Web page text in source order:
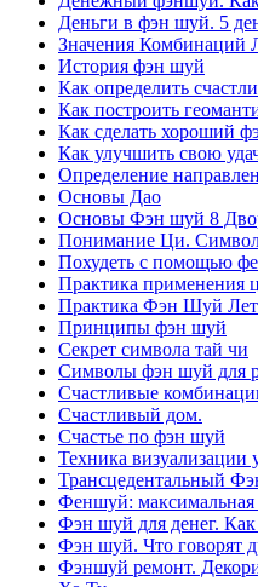
Деньги в фэн шуй. 5
Значения Комбинаций
История фэн шуй
Как определить
Как построить
Как сделать хороший
Как улучшить свою
Определение
Основы Дао
Основы Фэн шуй 8
Понимание Ци.
Похудеть с помощью
Практика применения
Практика Фэн Шуй
Принципы фэн шуй
Секрет символа тай чи
Символы фэн шуй для
Счастливые
Счастливый дом.
Счастье по фэн шуй
Техника визуализации
Трансцедентальный
Феншуй: максимальная
Фэн шуй для денег. Как
Фэн шуй. Что говорят
Фэншуй ремонт.